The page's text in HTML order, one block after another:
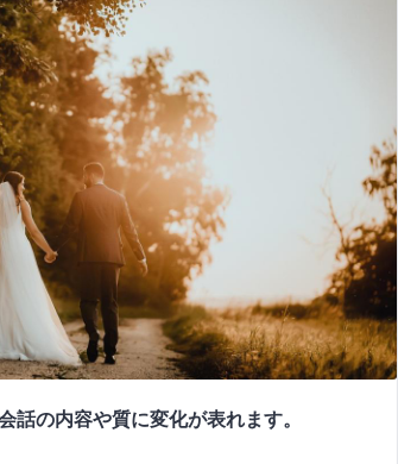
話の内容や質に変化が表れます。